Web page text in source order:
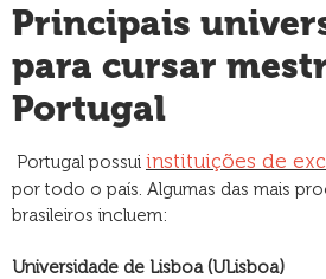
Principais
para cursar
Portugal
Portugal possui instituições de
por todo o país. Algumas das mais
brasileiros incluem:
Universidade de Lisboa (ULisboa)